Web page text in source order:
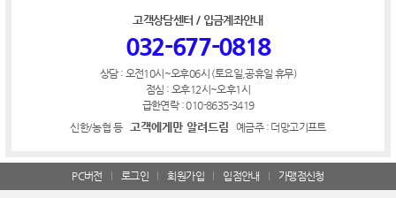
고객상담센터 / 입금계좌안내
032-677-0818
상담 : 오전10시~오후06시 (토요일,공휴일 휴무)
점심 : 오후12시~오후1시
급한연락 : 010-8635-3419
신한/농협 등
고객에게만 알려드림 예금주 : 더망고기프트
PC버전 로그인 회원가입 입점안내 가맹점신청